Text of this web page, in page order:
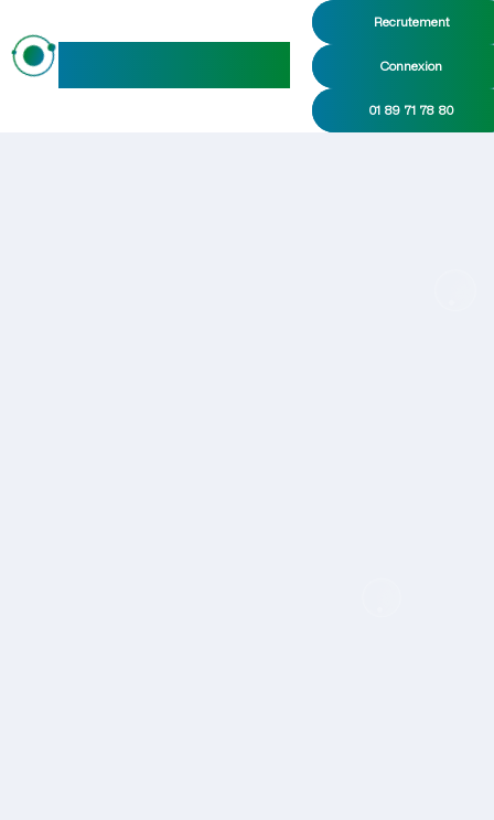
Recrutement
Connexion
01 89 71 78 80